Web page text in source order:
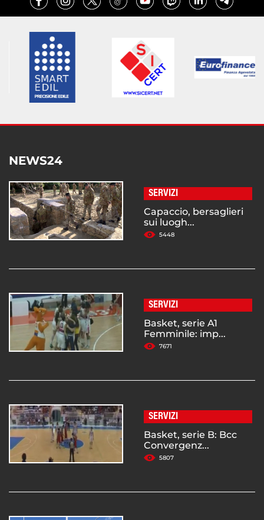
NEWS24
SERVIZI
Capaccio, bersaglieri
sui luogh...
5448
SERVIZI
Basket, serie A1
Femminile: imp...
7671
SERVIZI
Basket, serie B: Bcc
Convergenz...
5807